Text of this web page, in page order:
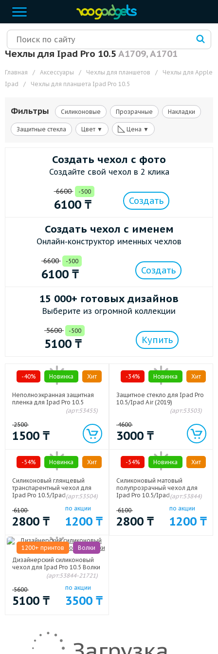
Чехлы для Ipad Pro 10.5A1709, A1701
Главная / Аксессуары / Чехлы для планшетов /
Чехлы для Apple
Ipad
/ Чехлы для планшета Ipad Pro 10.5
Фильтры Силиконовые Прозрачные Накладки
Защитные стекла Цвет ▼ ◺ Цена ▼
Создать чехол с фото
Создайте свой чехол в 2 клика
6600 -500
6100 ₸ Создать
Создать чехол с именем
Онлайн-конструктор именных чехлов
6600 -500
6100 ₸ Создать
15 000+ готовых дизайнов
Выберите из огромной коллекции
5600 -500
5100 ₸ Купить
-40% Новинка Хит
Неполноэкранная защитная
пленка для Ipad Pro 10.5
(арт:53455)
2500
1500 ₸
-34% Новинка Хит
Защитное стекло для Ipad Pro
10.5/Ipad Air (2019)
(арт:53503)
4600
3000 ₸
-54% Новинка Хит
Силиконовый глянцевый
транспарентный чехол для
Ipad Pro 10.5/Ipad Air (2019)
(арт:53504)
6100
2800 ₸
по акции
1200 ₸
-54% Новинка Хит
Силиконовый матовый
полупрозрачный чехол для
Ipad Pro 10.5/Ipad Air (2019)
(арт:53844)
6100
2800 ₸
по акции
1200 ₸
1200+ принтов
Волки
Дизайнерский силиконовый
чехол для Ipad Pro 10.5 Волки
(арт:53844-21721)
5600
5100 ₸
по акции
3500 ₸